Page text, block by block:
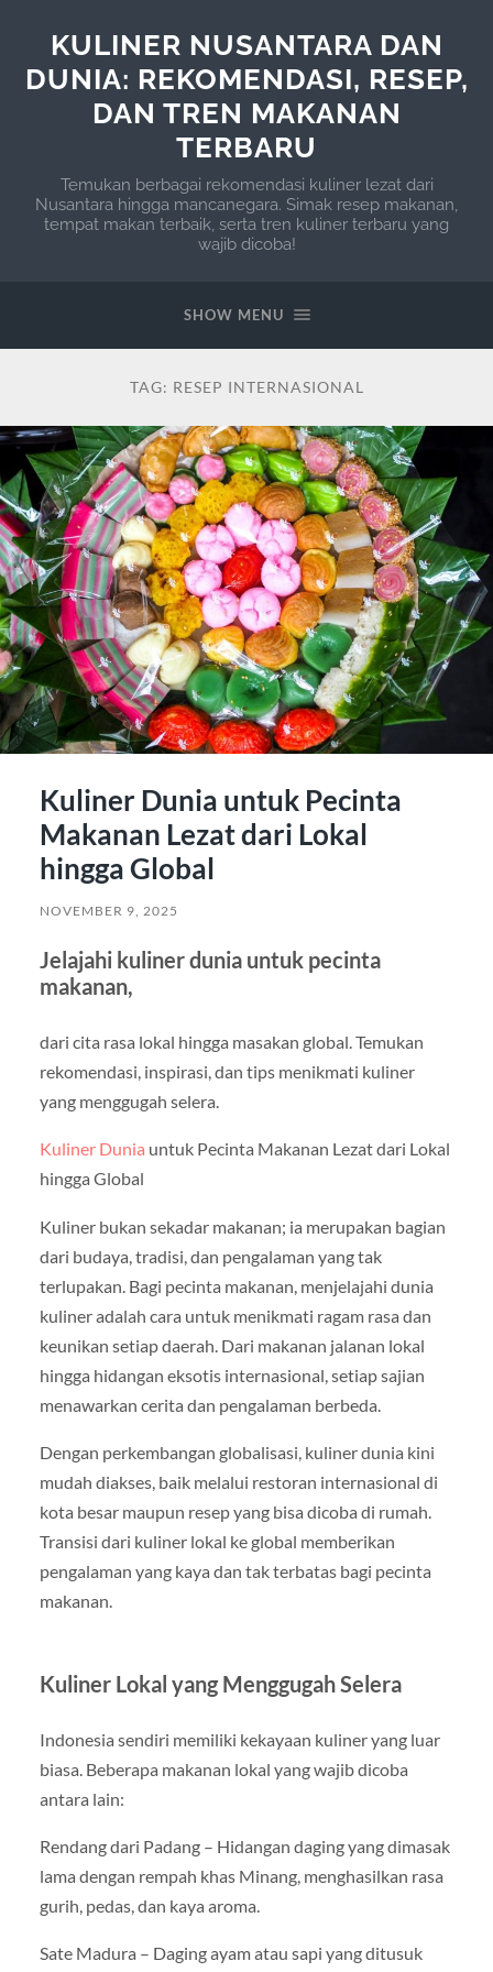
KULINER NUSANTARA DAN
DUNIA: REKOMENDASI, RESEP,
DAN TREN MAKANAN
TERBARU
Temukan berbagai rekomendasi kuliner lezat dari
Nusantara hingga mancanegara. Simak resep makanan,
tempat makan terbaik, serta tren kuliner terbaru yang
wajib dicoba!
SHOW MENU
TAG: RESEP INTERNASIONAL
Kuliner Dunia untuk Pecinta
Makanan Lezat dari Lokal
hingga Global
NOVEMBER 9, 2025
Jelajahi kuliner dunia untuk pecinta
makanan,
dari cita rasa lokal hingga masakan global. Temukan
rekomendasi, inspirasi, dan tips menikmati kuliner
yang menggugah selera.
Kuliner Dunia untuk Pecinta Makanan Lezat dari Lokal
hingga Global
Kuliner bukan sekadar makanan; ia merupakan bagian
dari budaya, tradisi, dan pengalaman yang tak
terlupakan. Bagi pecinta makanan, menjelajahi dunia
kuliner adalah cara untuk menikmati ragam rasa dan
keunikan setiap daerah. Dari makanan jalanan lokal
hingga hidangan eksotis internasional, setiap sajian
menawarkan cerita dan pengalaman berbeda.
Dengan perkembangan globalisasi, kuliner dunia kini
mudah diakses, baik melalui restoran internasional di
kota besar maupun resep yang bisa dicoba di rumah.
Transisi dari kuliner lokal ke global memberikan
pengalaman yang kaya dan tak terbatas bagi pecinta
makanan.
Kuliner Lokal yang Menggugah Selera
Indonesia sendiri memiliki kekayaan kuliner yang luar
biasa. Beberapa makanan lokal yang wajib dicoba
antara lain:
Rendang dari Padang – Hidangan daging yang dimasak
lama dengan rempah khas Minang, menghasilkan rasa
gurih, pedas, dan kaya aroma.
Sate Madura – Daging ayam atau sapi yang ditusuk